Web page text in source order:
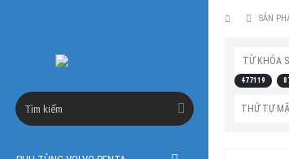
SẢN
TỪ KHÓA
477119